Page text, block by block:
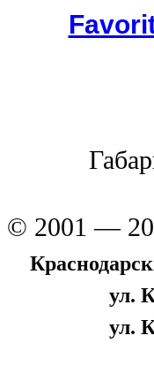
© 2001 —
ул.
ул.